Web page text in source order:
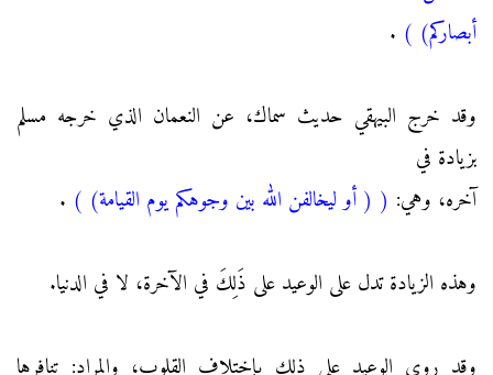
أبصاركم) )
.
وقد خرج البيهقي حديث سماك، عن النعمان الذي خرجه مسلم
بزيادة في
آخره، وهي: ( ( أو ليخالفن الله بين وجوهكم يوم القيامة) )
.
وهذه الزيادة تدل على الوعيد على ذَلِكَ في الآخرة، لا في الدنيا.
وقد روي الوعيد على ذلك بإختلاف القلوب، والمراد: تنافرها